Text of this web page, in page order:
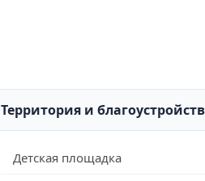
Территория и
Детская площадка